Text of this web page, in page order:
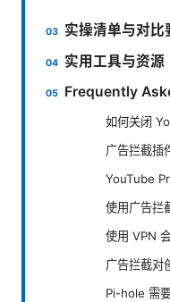
实操清单与对比
实用工具与资源
Frequently
如何关闭
广告拦截插
YouTube
使用广告拦
使用 VPN
广告拦截对
Pi-hole 需